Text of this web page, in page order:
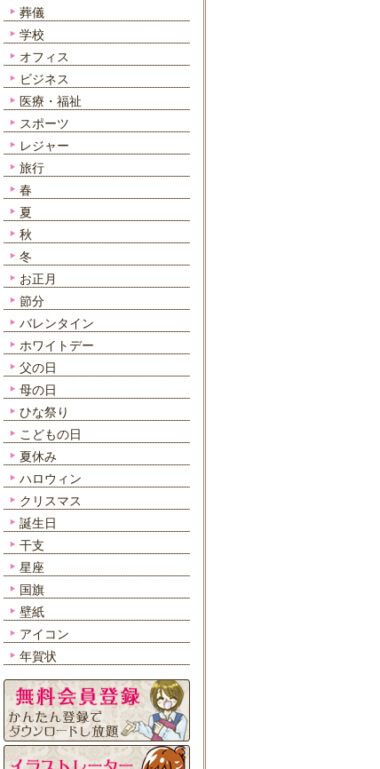
葬儀
学校
オフィス
ビジネス
医療・福祉
スポーツ
レジャー
旅行
春
夏
秋
冬
お正月
節分
バレンタイン
ホワイトデー
父の日
母の日
ひな祭り
こどもの日
夏休み
ハロウィン
クリスマス
誕生日
干支
星座
国旗
壁紙
アイコン
年賀状